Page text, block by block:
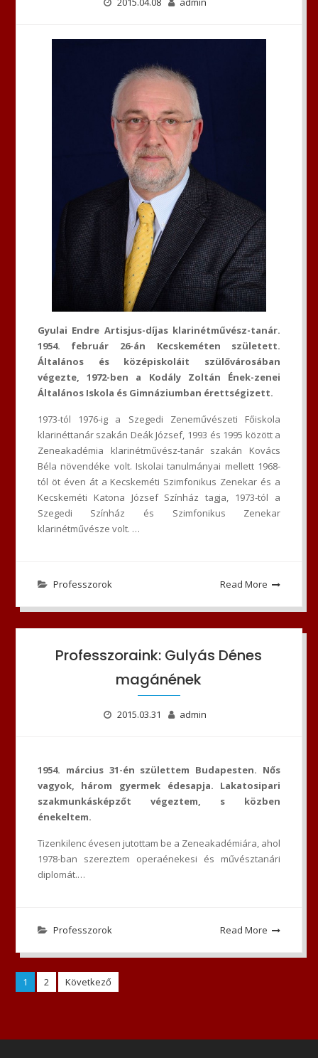
Gyulai Endre Artisjus-díjas klarinétművész-tanár.
1954. február 26-án Kecskeméten született.
Általános és középiskoláit szülővárosában
végezte, 1972-ben a Kodály Zoltán Ének-zenei
Általános Iskola és Gimnáziumban érettségizett.
1973-tól 1976-ig a Szegedi Zeneművészeti Főiskola
klarinéttanár szakán Deák József, 1993 és 1995 között a
Zeneakadémia klarinétművész-tanár szakán Kovács
Béla növendéke volt. Iskolai tanulmányai mellett 1968-
tól öt éven át a Kecskeméti Szimfonikus Zenekar és a
Kecskeméti Katona József Színház tagja, 1973-tól a
Szegedi Színház és Szimfonikus Zenekar
klarinétművésze volt. …
Professzorok Read More
Professzoraink: Gulyás Dénes
magánének
2015.03.31 admin
1954. március 31-én születtem Budapesten. Nős
vagyok, három gyermek édesapja. Lakatosipari
szakmunkásképzőt végeztem, s közben
énekeltem.
Tizenkilenc évesen jutottam be a Zeneakadémiára, ahol
1978-ban szereztem operaénekesi és művésztanári
diplomát.…
Professzorok Read More
Bejegyzések
1 2 Következő